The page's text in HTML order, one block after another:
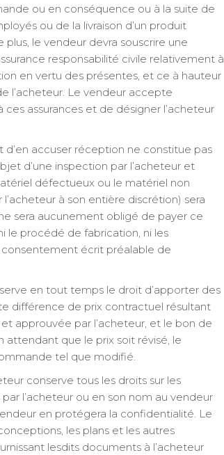
ou en conséquence ou à la suite de
ou de la livraison d’un produit
le vendeur devra souscrire une
responsabilité civile relativement à
en vertu des présentes, et ce à hauteur
l’acheteur. Le vendeur accepte
assurances et de désigner l’acheteur
accuser réception ne constitue pas
d’une inspection par l’acheteur et
défectueux ou le matériel non
à son entière discrétion) sera
sera aucunement obligé de payer ce
le procédé de fabrication, ni les
écrit préalable de
en tout temps le droit d’apporter des
différence de prix contractuel résultant
approuvée par l’acheteur, et le bon de
que le prix soit révisé, le
tel que modifié.
conserve tous les droits sur les
l’acheteur ou en son nom au vendeur
en protégera la confidentialité. Le
les plans et les autres
lesdits documents à l’acheteur